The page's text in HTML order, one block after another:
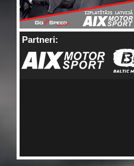
Partneri: